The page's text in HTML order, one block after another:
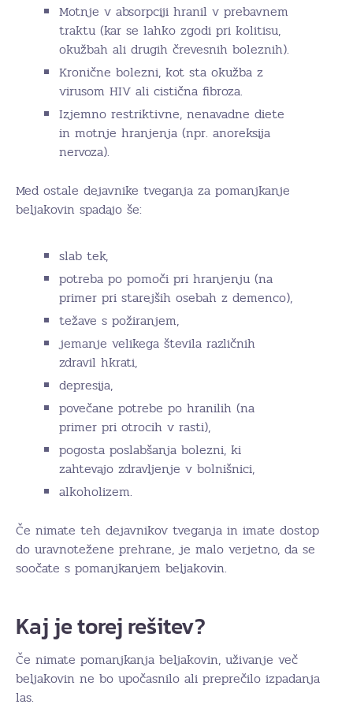
Motnje v absorpciji hranil v prebavnem
traktu (kar se lahko zgodi pri kolitisu,
okužbah ali drugih črevesnih boleznih).
Kronične bolezni, kot sta okužba z
virusom HIV ali cistična fibroza.
Izjemno restriktivne, nenavadne diete
in motnje hranjenja (npr. anoreksija
nervoza).
Med ostale dejavnike tveganja za pomanjkanje
beljakovin spadajo še:
slab tek,
potreba po pomoči pri hranjenju (na
primer pri starejših osebah z demenco),
težave s požiranjem,
jemanje velikega števila različnih
zdravil hkrati,
depresija,
povečane potrebe po hranilih (na
primer pri otrocih v rasti),
pogosta poslabšanja bolezni, ki
zahtevajo zdravljenje v bolnišnici,
alkoholizem.
Če nimate teh dejavnikov tveganja in imate dostop
do uravnotežene prehrane, je malo verjetno, da se
soočate s pomanjkanjem beljakovin.
Kaj je torej rešitev?
Če nimate pomanjkanja beljakovin, uživanje več
beljakovin ne bo upočasnilo ali preprečilo izpadanja
las.